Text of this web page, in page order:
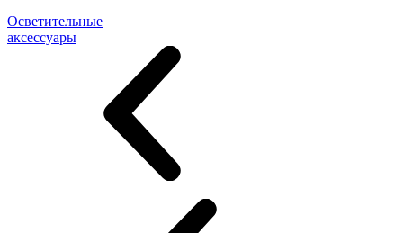
Осветительные
аксессуары